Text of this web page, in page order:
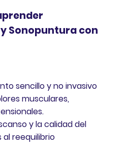
Sonopuntura con
sencillo y no invasivo
musculares,
y la calidad del
reequilibrio